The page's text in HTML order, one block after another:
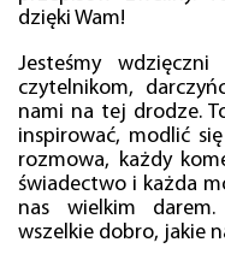
dzięki Wam!
Jesteśmy
czytelnikom,
nami na tej drodze.
inspirować, modlić
rozmowa, każdy
świadectwo i każda
nas wielkim
wszelkie dobro, jakie